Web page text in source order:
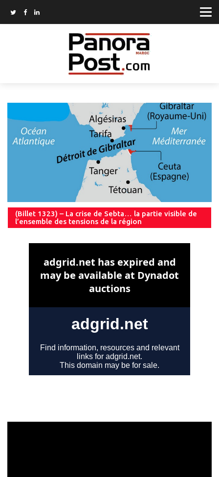
(Billet 1323) – La crise de Sebta… la partie visible de
l’ensemble des tensions de la région